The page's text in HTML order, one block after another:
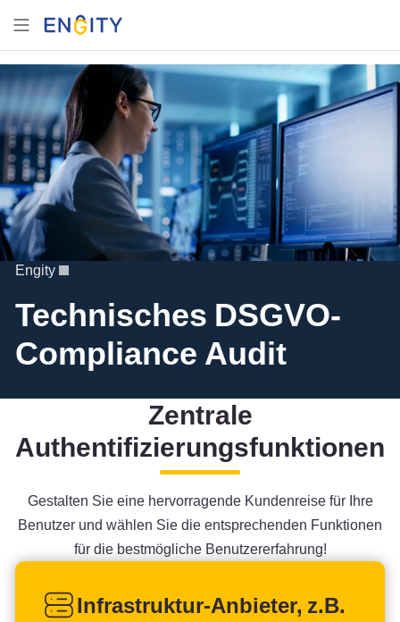
Engity
Technisches DSGVO-
Compliance Audit
Zentrale
Authentifizierungsfunktionen
Gestalten Sie eine hervorragende Kundenreise für Ihre
Benutzer und wählen Sie die entsprechenden Funktionen
für die bestmögliche Benutzererfahrung!
Infrastruktur-Anbieter, z.B.